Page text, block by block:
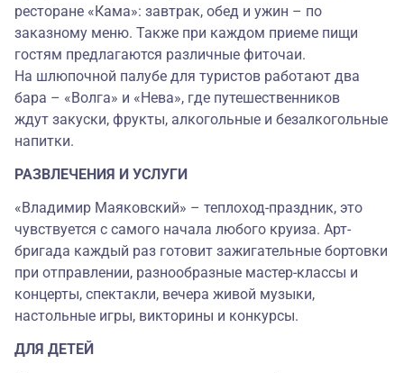
ресторане «Кама»: завтрак, обед и ужин – по
заказному меню. Также при каждом приеме пищи
гостям предлагаются различные фиточаи.
На шлюпочной палубе для туристов работают два
бара – «Волга» и «Нева», где путешественников
ждут закуски, фрукты, алкогольные и безалкогольные
напитки.
РАЗВЛЕЧЕНИЯ И УСЛУГИ
«Владимир Маяковский» – теплоход-праздник, это
чувствуется с самого начала любого круиза. Арт-
бригада каждый раз готовит зажигательные бортовки
при отправлении, разнообразные мастер-классы и
концерты, спектакли, вечера живой музыки,
настольные игры, викторины и конкурсы.
ДЛЯ ДЕТЕЙ